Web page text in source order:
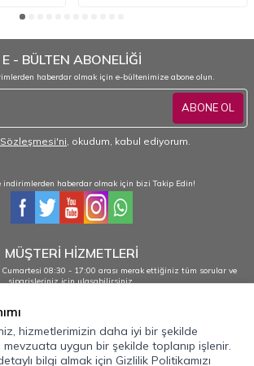
E - BÜLTEN ABONELİĞİ
haberdar olmak için e-bültenimize abone olun.
ABONE OL
Sözleşmesi'ni , okudum, kabul ediyorum.
indirimlerden haberdar olmak için bizi Takip Edin!
MÜŞTERİ HİZMETLERİ
08:30 - 17:00 arası merak ettiğiniz tüm sorular ve
siparişleriniz için ulaşabilirsiniz.
484 38 44 - 0533 330 88 95
hizmetlerimizin daha iyi bir şekilde
mevzuata uygun bir şekilde toplanıp işlenir.
bilgi almak için Gizlilik Politikamızı